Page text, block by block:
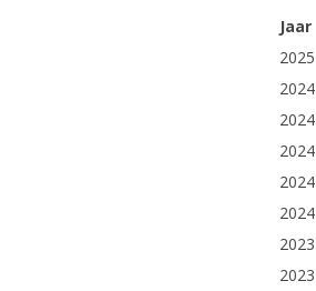
Jaar
2025
2024
2024
2024
2024
2024
2023
2023